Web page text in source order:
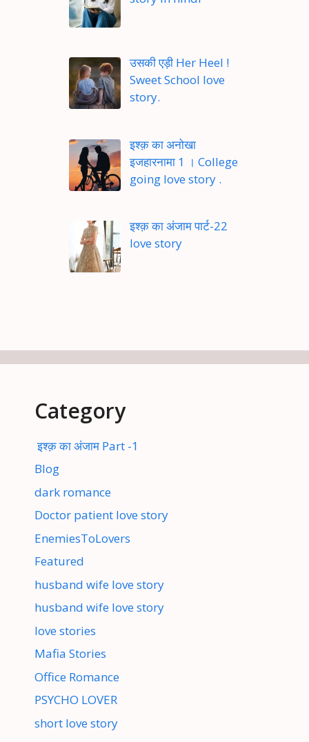
उसकी एड़ी Her Heel !
Sweet School love
story.
इश्क़ का अनोखा
इजहारनामा 1 । College
going love story .
इश्क़ का अंजाम पार्ट-22
love story
Category
इश्क़ का अंजाम Part -1
Blog
dark romance
Doctor patient love story
EnemiesToLovers
Featured
husband wife love story
husband wife love story
love stories
Mafia Stories
Office Romance
PSYCHO LOVER
short love story